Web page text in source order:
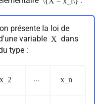
présente la loi de
variable X dans
type :
x_2 ... x_n